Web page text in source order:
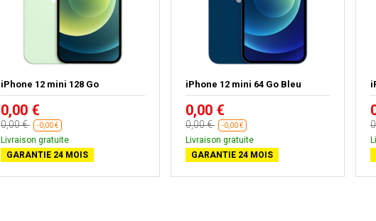
iPhone 12 mini 128 Go
0,00 €
0,00 € -0,00 €
Livraison gratuite
GARANTIE 24 MOIS
iPhone 12 mini 64 Go Bleu
0,00 €
0,00 € -0,00 €
Livraison gratuite
GARANTIE 24 MOIS